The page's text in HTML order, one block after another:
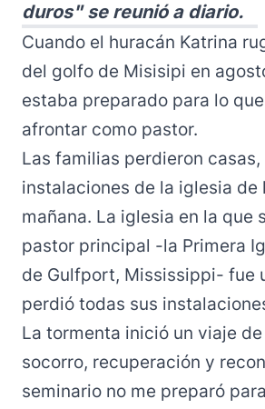
duros" se reunió a diario.
Cuando el huracán Katrina
del golfo de Misisipi en
estaba preparado para lo
afrontar como pastor.
Las familias perdieron
instalaciones de la iglesia de
mañana. La iglesia en la que
pastor principal -la Primera
de Gulfport, Mississippi- fue
perdió todas sus
La tormenta inició un viaje
socorro, recuperación y
seminario no me preparó